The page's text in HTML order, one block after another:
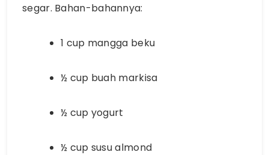
segar. Bahan-bahannya:
1 cup mangga beku
½ cup buah markisa
½ cup yogurt
½ cup susu almond